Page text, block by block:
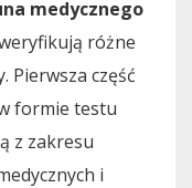
medycznego
różne
Pierwsza część
formie testu
z zakresu
i